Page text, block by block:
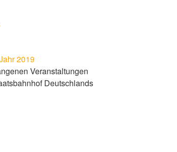
2019
Veranstaltungen
Deutschlands